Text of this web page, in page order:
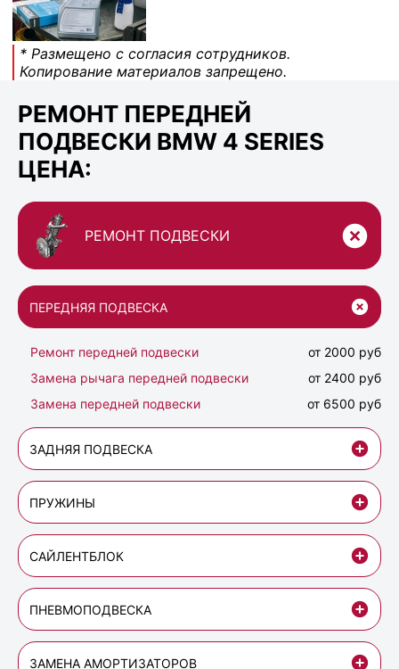
* Размещено с согласия сотрудников.
Копирование материалов запрещено.
РЕМОНТ ПЕРЕДНЕЙ
ПОДВЕСКИ BMW 4 SERIES
ЦЕНА:
РЕМОНТ ПОДВЕСКИ
ПЕРЕДНЯЯ ПОДВЕСКА
Ремонт передней подвески
от 2000 руб
Замена рычага передней подвески
от 2400 руб
Замена передней подвески
от 6500 руб
ЗАДНЯЯ ПОДВЕСКА
ПРУЖИНЫ
САЙЛЕНТБЛОК
ПНЕВМОПОДВЕСКА
ЗАМЕНА АМОРТИЗАТОРОВ